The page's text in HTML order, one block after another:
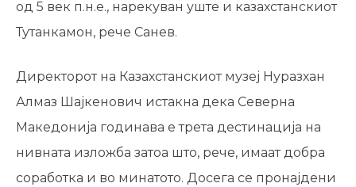
од 5 век п.н.е., нарекуван уште и казахстанскиот
Тутанкамон, рече Санев.
Директорот на Казахстанскиот музеј Нуразхан
Алмаз Шајкенович истакна дека Северна
Македонија годинава е трета дестинација на
нивната изложба затоа што, рече, имаат добра
соработка и во минатото. Досега се пронајдени